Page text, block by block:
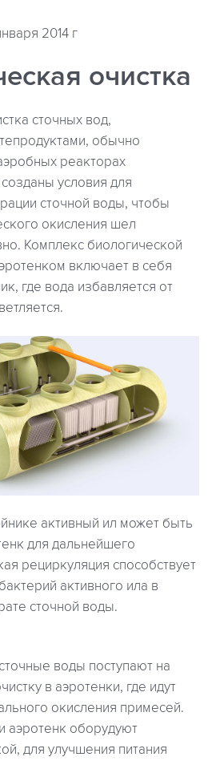
2014 г
очистка
сточных вод,
обычно
реакторах
условия для
сточной воды, чтобы
окисления шел
Комплекс биологической
включает в себя
где вода избавляется от
активный ил может быть
для дальнейшего
рециркуляция способствует
активного ила в
сточной воды.
воды поступают на
в аэротенки, где идут
окисления примесей.
аэротенк оборудуют
для улучшения питания